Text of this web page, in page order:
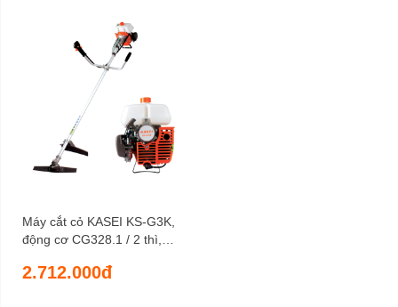
Máy cắt cỏ KASEI KS-G3K,
động cơ CG328.1 / 2 thì,
hòa khí kiểu phao
2.712.000đ